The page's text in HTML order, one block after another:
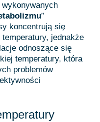
”
koncentrują się
jednakże
odnoszące się
temperatury, która
problemów